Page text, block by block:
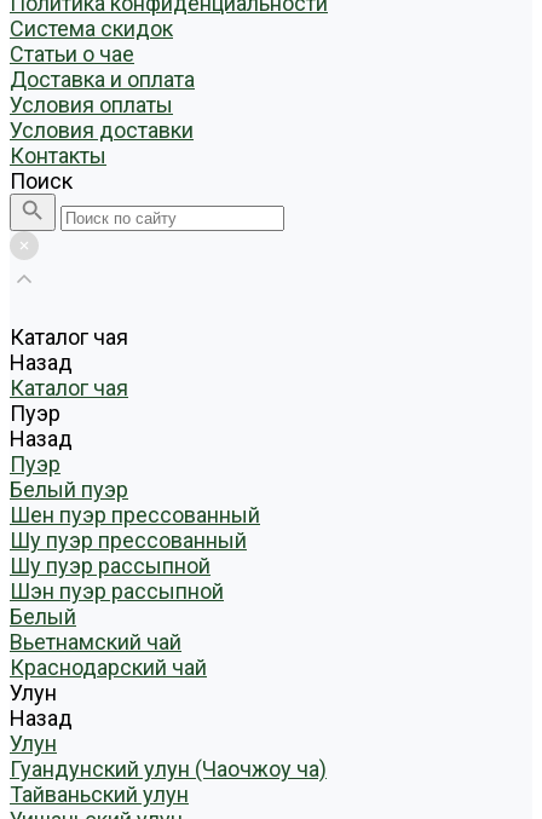
Система скидок
Статьи о чае
Доставка и оплата
Условия оплаты
Условия доставки
Контакты
Поиск
Каталог чая
Назад
Каталог чая
Пуэр
Назад
Пуэр
Белый пуэр
Шен пуэр прессованный
Шу пуэр прессованный
Шу пуэр рассыпной
Шэн пуэр рассыпной
Белый
Вьетнамский чай
Краснодарский чай
Улун
Назад
Улун
Гуандунский улун (Чаочжоу ча)
Тайваньский улун